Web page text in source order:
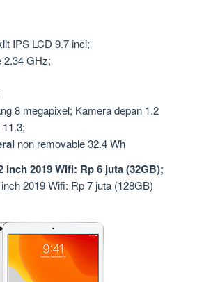
IPS LCD 9.7 inci;
2.34 GHz;
8 megapixel; Kamera depan 1.2
non removable 32.4 Wh
inch 2019 Wifi: Rp 6 juta (32GB);
2019 Wifi: Rp 7 juta (128GB)